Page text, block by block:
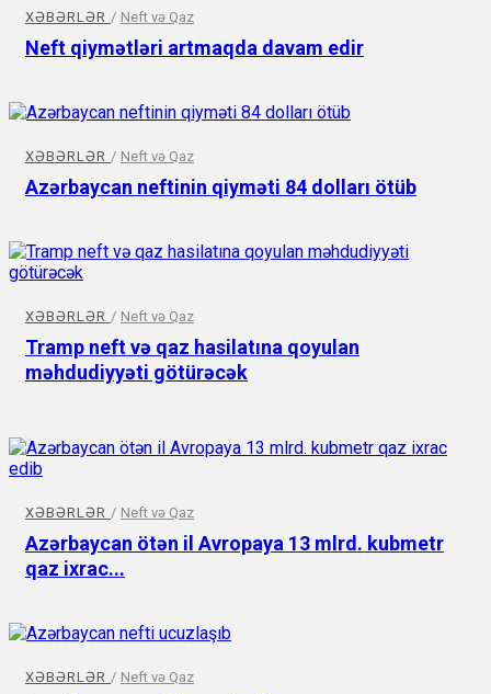
XƏBƏRLƏR / Neft və Qaz
Neft qiymətləri artmaqda davam edir
XƏBƏRLƏR / Neft və Qaz
Azərbaycan neftinin qiyməti 84 dolları ötüb
XƏBƏRLƏR / Neft və Qaz
Tramp neft və qaz hasilatına qoyulan
məhdudiyyəti götürəcək
XƏBƏRLƏR / Neft və Qaz
Azərbaycan ötən il Avropaya 13 mlrd. kubmetr
qaz ixrac...
XƏBƏRLƏR / Neft və Qaz